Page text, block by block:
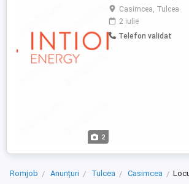
2
constituie un avantaj.
(aprox. 80% deplasări)
european Cazare și
Contract de muncă și
Casimcea, Tulcea
2 iulie
Telefon validat
Romjob Anunțuri Tulcea Casimcea